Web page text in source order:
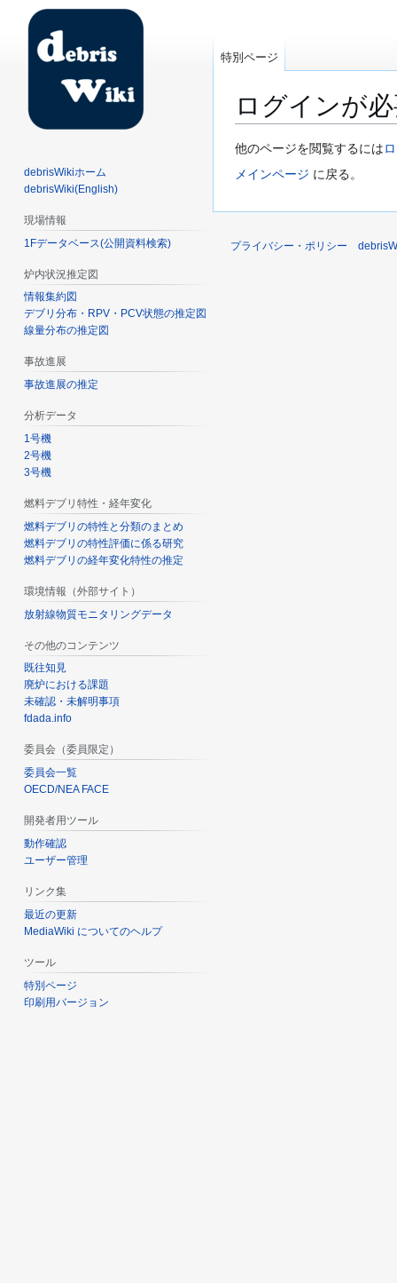
ログインが
ナ
ビ
ョ
検
索
他のページを閲覧するには
メインページ に戻る。
特別ページ
debrisWikiホーム
debrisWiki(English)
現場情報
1Fデータベース(公開資料検索)
炉内状況推定図
情報集約図
デブリ分布・RPV・PCV状態の推定図
線量分布の推定図
事故進展
事故進展の推定
分析データ
1号機
2号機
3号機
燃料デブリ特性・経年変化
燃料デブリの特性と分類のまとめ
燃料デブリの特性評価に係る研究
燃料デブリの経年変化特性の推定
環境情報（外部サイト）
放射線物質モニタリングデータ
その他のコンテンツ
既往知見
廃炉における課題
未確認・未解明事項
fdada.info
委員会（委員限定）
委員会一覧
OECD/NEA FACE
開発者用ツール
動作確認
ユーザー管理
リンク集
最近の更新
MediaWiki についてのヘルプ
ツール
特別ページ
印刷用バージョン
プライバシー・ポリシー